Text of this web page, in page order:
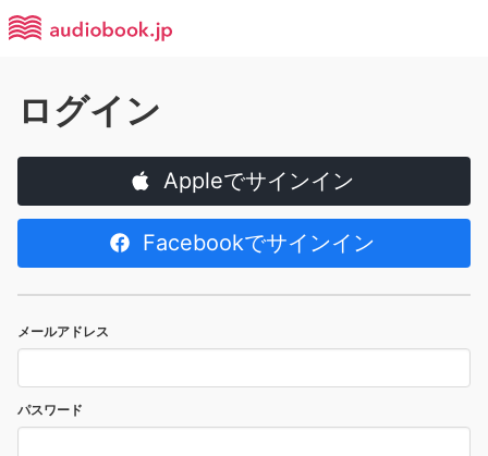
ログイン
Appleでサインイン
Facebookでサインイン
メールアドレス
パスワード